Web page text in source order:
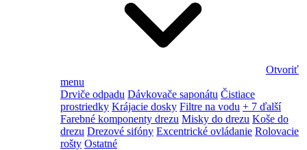
Otvoriť
menu
Drviče odpadu Dávkovače saponátu Čistiace
prostriedky Krájacie dosky Filtre na vodu + 7 ďalší
Farebné komponenty drezu Misky do drezu Koše do
drezu Drezové sifóny Excentrické ovládanie Rolovacie
rošty Ostatné